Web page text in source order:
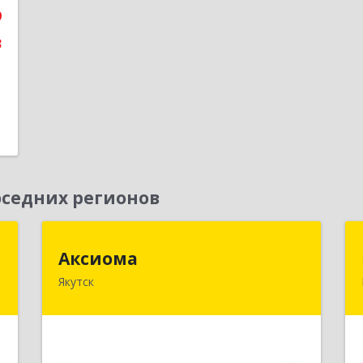
регионов
Аксиома
Якутск677000, Саха /Якутия/ Респ, Якутск г,